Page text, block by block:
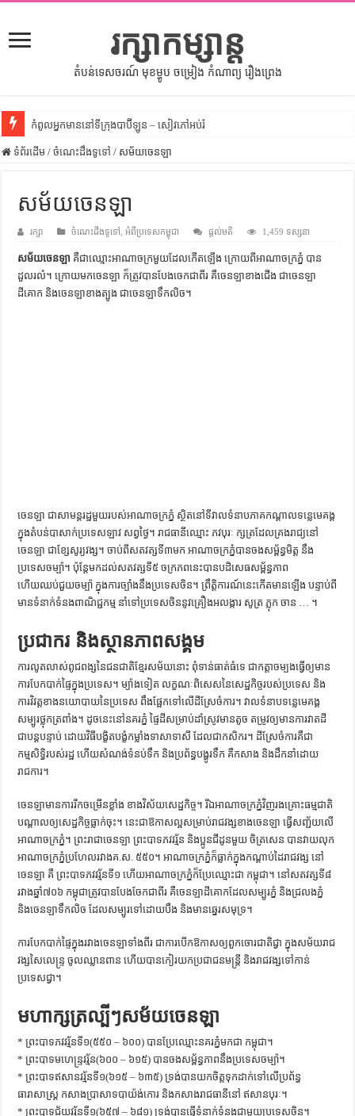
រក្សាកម្សាន្ត
តំបន់ទេសចរណ៍ មុខម្ហូប ចម្រៀង កំណាព្យ រឿងព្រេង
កំពូលអ្នកមាននៅទីក្រុងបាប៊ីឡូន – សៀវភៅអប់រំ
សីលធម៌នៅក្នុងសង្គមខ្មែរ – សៀវភៅចំណេះដឹងទូទៅ
ទំលៀមទម្លាប់ប្រពៃណីជនជាតិចិន – សៀវភៅចំណេះដឹងទូទៅ
ដើមកំណើតអង្គរ – សៀវភៅចំណេះដឹងទូទៅ
ដើមកំណើតជនជាតិខ្មែរ – អត្ថបទស្រាវជ្រាវ
ទំនាក់ទំនងកម្ពុជានិងចិន – សៀវភៅចំណេះដឹងទូទៅ
ទំព័រដើម / ចំណេះដឹងទូទៅ / សម័យចេនឡា
សម័យចេនឡា
រក្សា ចំណេះដឹងទូទៅ ,អំពីប្រទេសកម្ពុជា ផ្តល់មតិ 1,459 ទស្សនា
សម័យចេនឡា គឺ​ជា​ឈ្មោះ​អាណាចក្រមួយ​ដែល​កើត​ឡើង​ ក្រោយ​ពី​អាណាចក្រភ្នំ បាន​
ដួល​រលំ​។ ក្រោយ​មក​ចេនឡា ក៏​ត្រូវ​បាន​បែង​ចេក​ជាពីរ គឺ​ចេនឡា​ខាង​ជើង​ ជា​ចេនឡា​
ដីគោក និង​ចេនឡាខាង​ត្បូង​ ជា​ចេនឡា​ទឹក​លិច​។
ចេនឡា ជាសាមន្តរដ្ឋមួយរបស់អាណាចក្រភ្នំ ស្ថិតនៅទីវាលទំនាបភាគកណ្ដាលទន្លេមេគង្គ
ក្នុងតំបន់បាសាក់ប្រទេសឡាវ សព្វថ្ងៃ។ រាជធានីឈ្មោះ ភវបុរៈ ក្សត្រដែលគ្រងរាជ្យនៅ
ចេនឡា ជាខ្សែសូរ្យវង្ស។ ចាប់ពីសតវត្សទី៣មក អាណាចក្រភ្នំបានចងសម្ព័ន្ធមិត្ត នឹង
ប្រទេសចម្ប៉ា។ ប៉ុន្តែមកដល់សតវត្សទី៥ ចក្រភពនេះបានបដិសេធសម្ព័ន្ធភាព
ហើយឈប់ជួយចម្ប៉ា ក្នុងការច្បាំងនឹងប្រទេសចិន។ ព្រឹត្តិការណ៍នេះកើតមានឡើង បន្ទាប់ពី
មានទំនាក់ទំនងពាណិជ្ជកម្ម នាំទៅប្រទេសចិននូវគ្រឿងអលង្ការ សូត្រ ភ្លុក ចាន … ។
ប្រជាករ និងស្ថានភាពសង្គម
ការលូតលាស់ពូជពង្សនៃជនជាតិខ្មែរសម័យនោះ ពុំទាន់ធាត់ធំទេ ជាកត្តាចម្បងធ្វើឲ្យមាន
ការបែកបាក់ផ្ទៃក្នុងប្រទេស។ ម្យ៉ាងទៀត លក្ខណៈពិសេសនៃសេដ្ឋកិច្ចរបស់ប្រទេស និង
ការវិវត្តខាងនយោបាយនៃប្រទេស ពឹងផ្អែកទៅលើដីស្រែចំការ។ វាលទំនាបទន្លេមេគង្គ
សម្បូរថ្លុកត្រពាំង។ ដូចនេះនៅនគរភ្នំ ផ្ទៃដីសម្រាប់ដាំស្រូវមានតូច តម្រូវឲ្យមានការវាតដី
ជាបន្តបន្ទាប់ ដោយវិធីបង្ខិតបង្ខំកម្លាំងទាសាទាសី ដែលជាកសិករ។ ដីស្រែចំការគឺជា
កម្មសិទ្ធិរបស់រដ្ឋ ហើយសំណង់ទំនប់ទឹក និងប្រព័ន្ធបង្ហូរទឹក គឺកសាង និងដឹកនាំដោយ
រាជការ។
ចេនឡាមានការរីកចម្រើនខ្លាំង ខាងវិស័យសេដ្ឋកិច្ច។ រីឯអាណាចក្រភ្នំវិញរងគ្រោះធម្មជាតិ
បណ្ដាលឲ្យសេដ្ឋកិច្ចធ្លាក់ចុះ។ នេះជាឱកាសល្អសម្រាប់រាជវង្សខាងចេនឡា ធ្វើសញ្ជ័យលើ
អាណាចក្រភ្នំ។ ព្រះរាជាចេនឡា ព្រះបាទភវវរ្ម័ន និងប្អូនជីដូនមួយ ចិត្រសេន បានវាយលុក
អាណាចក្រភ្នំប្រហែលរវាងគ.ស. ៥៥០។ អាណាចក្រភ្នំក៏ធ្លាក់ក្នុងកណ្ដាប់ដៃរាជវង្ស នៅ
ចេនឡា គឺ ព្រះបាទភវវរ្ម័នទី១ ហើយអាណាចក្រភ្នំក៏ប្រែឈ្មោះជា កម្ពុជា។ នៅសតវត្សទី៨
រវាងឆ្នាំ៧០៦ កម្ពុជាត្រូវបានបែងចែកជាពីរ គឺចេនឡាដីគោកដែលសម្បូរភ្នំ និងជ្រលងភ្នំ
និងចេនឡាទឹកលិច ដែលសម្បូរទៅដោយបឹង និងមានឆ្នេរសមុទ្រ។
ការបែកបាក់ផ្ទៃក្នុងរវាងចេនឡាទាំងពីរ ជាការបើកឱកាសឲ្យពួកចោរជាតិជ្វា ក្នុងសម័យរាជ
វង្សសៃលេន្ទ្រ ចូលឈ្លានពាន ហើយបានកៀរយកប្រជាជនមន្ត្រី និងរាជវង្សទៅកាន់
ប្រទេសជ្វា។
មហាក្សត្រល្បីៗសម័យចេនឡា
* ព្រះបាទភវវរ្ម័នទី១(៥៥០ – ៦០០) បានប្រែឈ្មោះនគរភ្នំមកជា កម្ពុជា។
* ព្រះបាទមហេន្ទ្រវរ្ម័ន(៦០០ – ៦១៥) បានចងសម្ព័ន្ធភាពនឹងប្រទេសចម្ប៉ា។
* ព្រះបាទឥសានវរ្ម័នទី១(៦១៥ – ៦៣៥) ទ្រង់បានយកចិត្តទុកដាក់ទៅលើប្រព័ន្ធ
ធារាសាស្ត្រ កសាងប្រាសាទបាយ៉ង់កោរ និងកសាងរាជធានីនៅ ឥសានបុរៈ។
* ព្រះបាទជ័យវរ្ម័នទី១(៦៥៧ – ៦៨១) ទ្រង់បានធ្វើទំនាក់ទំនងជាមួយប្រទេសចិន។